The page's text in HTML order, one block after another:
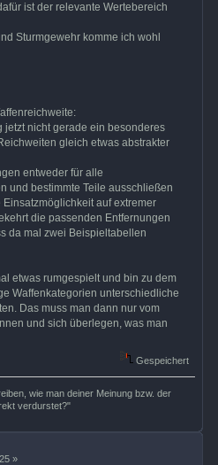
ist der relevante Wertebereich
Sturmgewehr komme ich wohl
jetzt nicht gerade ein besonderes
gleich etwas abstrakter
entweder für alle
und bestimmte Teile ausschließen
auf extremer
die passenden Entfernungen
da mal zwei Beispieltabellen
etwas rumgespielt und bin zu dem
Waffenkategorien unterschiedliche
Das muss man dann nur vom
und sich überlegen, was man
Gespeichert
wie man deiner Meinung bzw. der
verdurstet?"
»